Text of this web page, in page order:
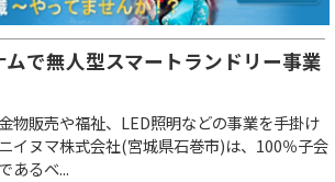
で無人型スマートランドリー事業
物販売や福祉、LED照明などの事業を手掛け
イヌマ株式会社(宮城県石巻市)は、100％子会
あるベ...